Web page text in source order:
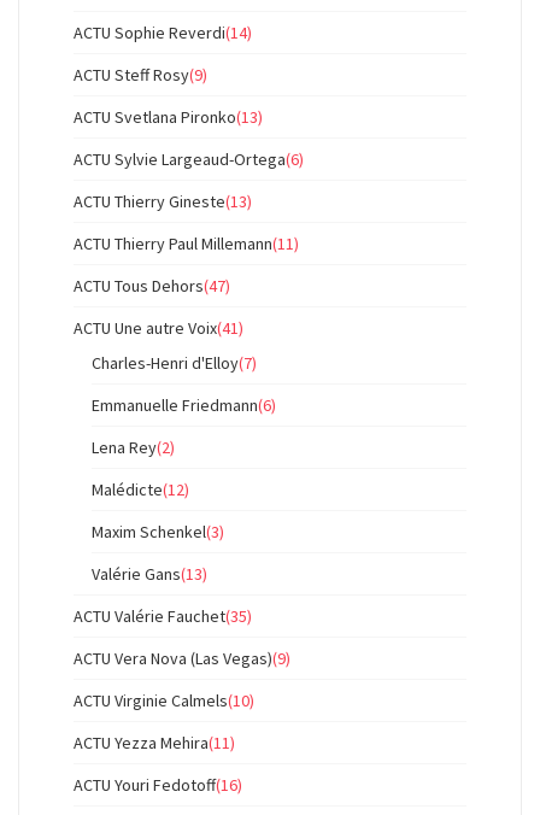
ACTU Sophie Reverdi(14)
ACTU Steff Rosy(9)
ACTU Svetlana Pironko(13)
ACTU Sylvie Largeaud-Ortega(6)
ACTU Thierry Gineste(13)
ACTU Thierry Paul Millemann(11)
ACTU Tous Dehors(47)
ACTU Une autre Voix(41)
Charles-Henri d'Elloy(7)
Emmanuelle Friedmann(6)
Lena Rey(2)
Malédicte(12)
Maxim Schenkel(3)
Valérie Gans(13)
ACTU Valérie Fauchet(35)
ACTU Vera Nova (Las Vegas)(9)
ACTU Virginie Calmels(10)
ACTU Yezza Mehira(11)
ACTU Youri Fedotoff(16)